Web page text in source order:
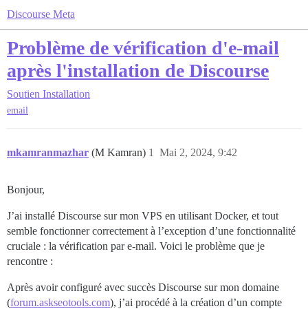
Discourse Meta
Problème de vérification d'e-mail
après l'installation de Discourse
Soutien Installation
email
mkamranmazhar (M Kamran) Mai 2, 2024, 9:42
1
Bonjour,
J’ai installé Discourse sur mon VPS en utilisant Docker, et tout
semble fonctionner correctement à l’exception d’une fonctionnalité
cruciale : la vérification par e-mail. Voici le problème que je
rencontre :
Après avoir configuré avec succès Discourse sur mon domaine
(forum.askseotools.com), j’ai procédé à la création d’un compte